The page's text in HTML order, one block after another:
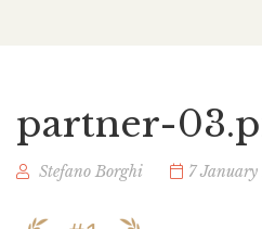
partner-
Stefano Borghi 7